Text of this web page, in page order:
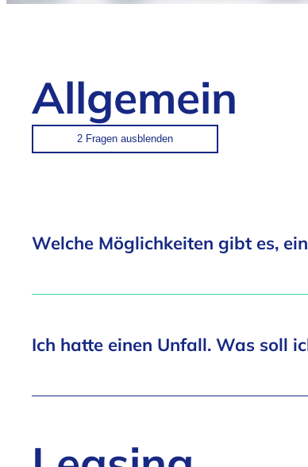
Allgemein
2 Fragen ausblenden
Welche Möglichkeiten gibt es,
Ich hatte einen Unfall. Was soll